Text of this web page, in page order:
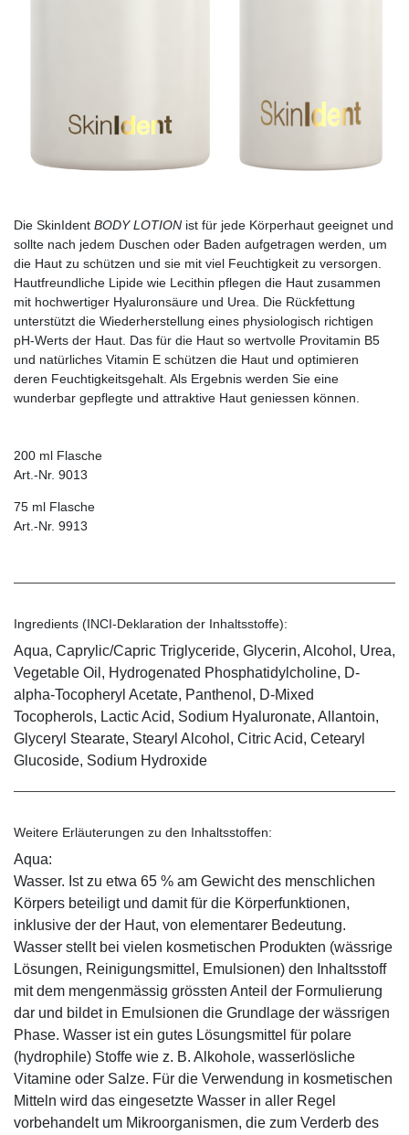
Die SkinIdent BODY LOTION ist für jede Körperhaut geeignet und
sollte nach jedem Duschen oder Baden aufgetragen werden, um
die Haut zu schützen und sie mit viel Feuchtigkeit zu versorgen.
Hautfreundliche Lipide wie Lecithin pflegen die Haut zusammen
mit hochwertiger Hyaluronsäure und Urea. Die Rückfettung
unterstützt die Wiederherstellung eines physiologisch richtigen
pH-Werts der Haut. Das für die Haut so wertvolle Provitamin B5
und natürliches Vitamin E schützen die Haut und optimieren
deren Feuchtigkeitsgehalt. Als Ergebnis werden Sie eine
wunderbar gepflegte und attraktive Haut geniessen können.
200 ml Flasche
Art.-Nr. 9013
75 ml Flasche
Art.-Nr. 9913
Ingredients (INCI-Deklaration der Inhaltsstoffe):
Aqua, Caprylic/Capric Triglyceride, Glycerin, Alcohol, Urea,
Vegetable Oil, Hydrogenated Phosphatidylcholine, D-
alpha-Tocopheryl Acetate, Panthenol, D-Mixed
Tocopherols, Lactic Acid, Sodium Hyaluronate, Allantoin,
Glyceryl Stearate, Stearyl Alcohol, Citric Acid, Cetearyl
Glucoside, Sodium Hydroxide
Weitere Erläuterungen zu den Inhaltsstoffen:
Aqua:
Wasser. Ist zu etwa 65 % am Gewicht des menschlichen
Körpers beteiligt und damit für die Körperfunktionen,
inklusive der der Haut, von elementarer Bedeutung.
Wasser stellt bei vielen kosmetischen Produkten (wässrige
Lösungen, Reinigungsmittel, Emulsionen) den Inhaltsstoff
mit dem mengenmässig grössten Anteil der Formulierung
dar und bildet in Emulsionen die Grundlage der wässrigen
Phase. Wasser ist ein gutes Lösungsmittel für polare
(hydrophile) Stoffe wie z. B. Alkohole, wasserlösliche
Vitamine oder Salze. Für die Verwendung in kosmetischen
Mitteln wird das eingesetzte Wasser in aller Regel
vorbehandelt um Mikroorganismen, die zum Verderb des